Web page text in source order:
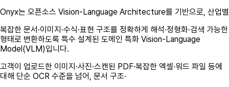
Onyx는 오픈소스 Vision-Language Architecture를 기반으로, 산업별
복잡한 문서·이미지·수식·표현 구조를 정확하게 해석·정형화·검색 가능한
형태로 변환하도록 특수 설계된 도메인 특화 Vision-Language
Model(VLM)입니다.
고객이 업로드한 이미지·사진·스캔된 PDF·복잡한 엑셀·워드 파일 등에
대해 단순 OCR 수준을 넘어, 문서 구조·